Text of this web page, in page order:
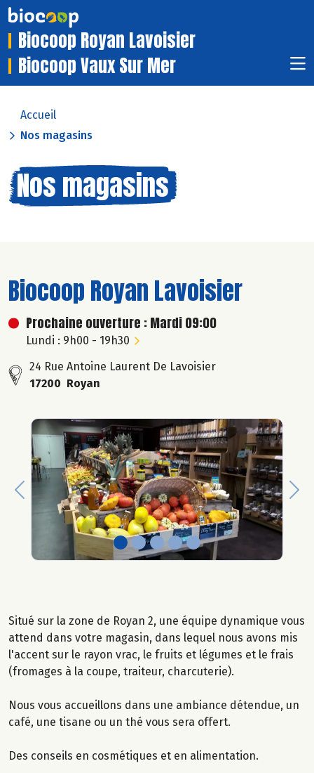
Biocoop Royan Lavoisier
Biocoop Vaux Sur Mer
Accueil
Nos magasins
Nos magasins
Biocoop Royan Lavoisier
Prochaine ouverture : Mardi 09:00
Lundi : 9h00 - 19h30
24 Rue Antoine Laurent De Lavoisier
17200 Royan
Previous
Situé sur la zone de Royan 2, une équipe dynamique vous
attend dans votre magasin, dans lequel nous avons mis
l'accent sur le rayon vrac, le fruits et légumes et le frais
(fromages à la coupe, traiteur, charcuterie).
Nous vous accueillons dans une ambiance détendue, un
café, une tisane ou un thé vous sera offert.
Des conseils en cosmétiques et en alimentation.